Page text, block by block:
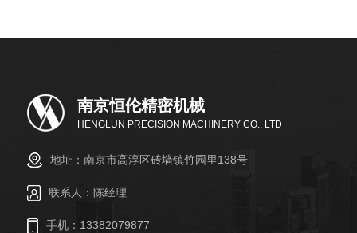
南京恒伦精密机械
HENGLUN PRECISION MACHINERY CO., LTD
地址：南京市高淳区砖墙镇竹园里138号
联系人：陈经理
手机：13382079877